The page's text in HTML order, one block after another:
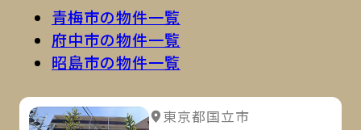
青梅市の物件一覧
府中市の物件一覧
昭島市の物件一覧
詳細を見る
東京都国立市